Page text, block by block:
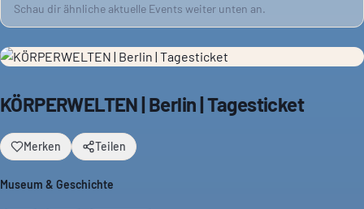
Schau dir ähnliche aktuelle Events weiter unten an.
KÖRPERWELTEN | Berlin | Tagesticket
Merken Teilen
Museum & Geschichte